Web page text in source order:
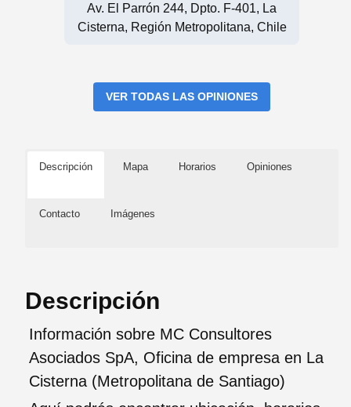
Av. El Parrón 244, Dpto. F-401, La
Cisterna, Región Metropolitana, Chile
VER TODAS LAS OPINIONES
Descripción Mapa Horarios Opiniones
Contacto Imágenes
Descripción
Información sobre MC Consultores
Asociados SpA, Oficina de empresa en La
Cisterna (Metropolitana de Santiago)